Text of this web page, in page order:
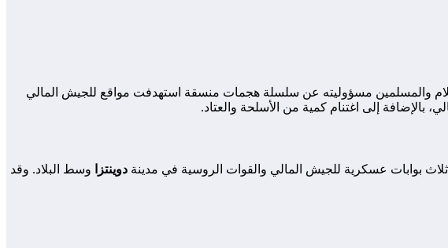
والمسلمين مسؤوليته عن سلسلة هجمات منسقة استهدفت مواقع للجيش المالي
بالإضافة إلى اغتنام كمية من الأسلحة والعتاد.
بوابات عسكرية للجيش المالي والقوات الروسية في مدينة دوينتزا
وسط البلاد. وقد